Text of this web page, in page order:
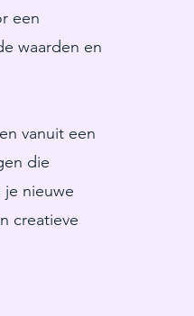
een
waarden en
vanuit een
die
je nieuwe
creatieve